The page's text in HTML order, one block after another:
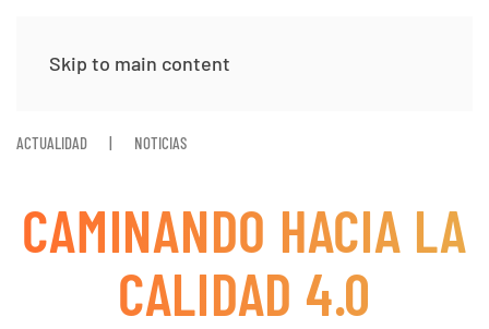
Skip to main content
ACTUALIDAD NOTICIAS
CAMINANDO HACIA LA
CALIDAD 4.0